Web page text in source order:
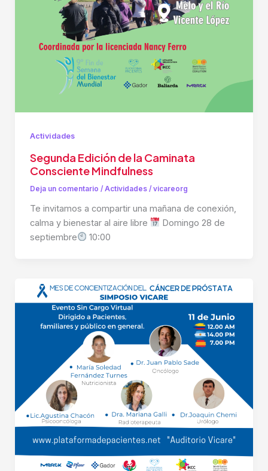
Actividades
Segunda Edición de la Caminata
Consciente Mindfulness
Deja un comentario /Actividades/vicareorg
Te invitamos a compartir una mañana de conexión,
calma y bienestar al aire libre
Domingo 28 de
septiembre
10:00